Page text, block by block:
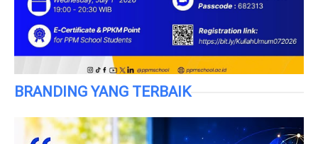
BRANDING YANG TERBAIK